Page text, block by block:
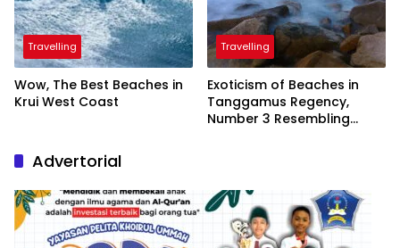
Travelling
Wow, The Best Beaches in
Krui West Coast
Travelling
Exoticism of Beaches in
Tanggamus Regency,
Number 3 Resembling
Advertorial